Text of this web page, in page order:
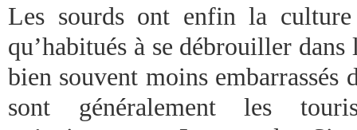
Les sourds ont enfin la
qu’habitués à se débrouiller
bien souvent moins embarrassés
sont généralement les